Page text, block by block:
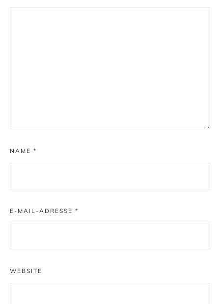
NAME *
E-MAIL-ADRESSE *
WEBSITE